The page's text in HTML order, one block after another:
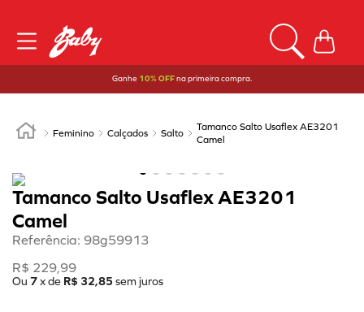
Ganhe 10% OFFna primeira compra.
Feminino Calçados Salto
Tamanco Salto Usaflex AE3201
Camel
Tamanco Salto Usaflex AE3201
Camel
Referência: 98g59913
R$ 229,99
Ou 7x de R$ 32,85 sem juros